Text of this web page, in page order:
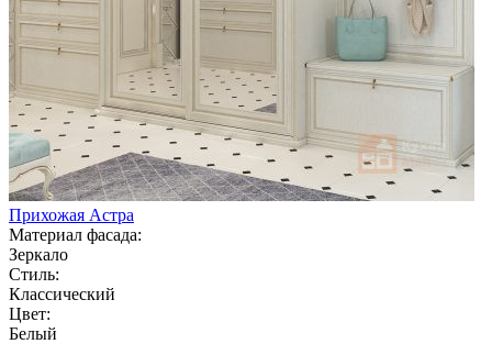
Прихожая Астра
Материал фасада:
Зеркало
Стиль:
Классический
Цвет:
Белый